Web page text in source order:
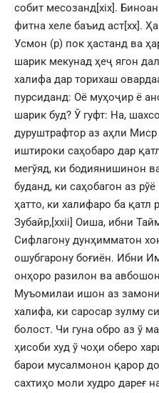
собит месозанд[xix].
фитна хеле баъид аст[xx].
Усмон (р) пок ҳастанд ва
шарик мекунад ҳеҷ ягон
халифа дар торихаш
пурсиданд: Оё муҳоҷир ё
шарик буд? Ў гуфт: На,
дуруштрафтор аз аҳли
иштироки саҳобаро дар
мегўяд, ки бодиянишинон
буданд, ки саҳобагон аз
ҳатто, ки халифаро ба қатл
Зубайр,[xxii] Оиша, ибни
Сифлагону дунҳимматон
ошубгарону боғиён. Ибни
онҳоро разилон ва
Муъомилаи ишон аз
халифа, ки саросар зулму
болост. Чи гуна обро аз ў
ҳисоби худ ў чоҳи оберо
барои мусалмонон қарор
сахтиҳо моли худро дареғ